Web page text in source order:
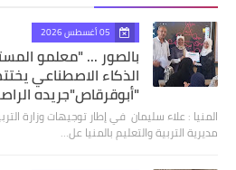
05 أغسطس 2026
بالصور ... "معلمو
الذكاء الاصطناعي
"أبوقرقاص"جريده
المنيا : علاء سليمان في إطار توجيهات وزارة
مديرية التربية والتعليم بالمنيا عل…